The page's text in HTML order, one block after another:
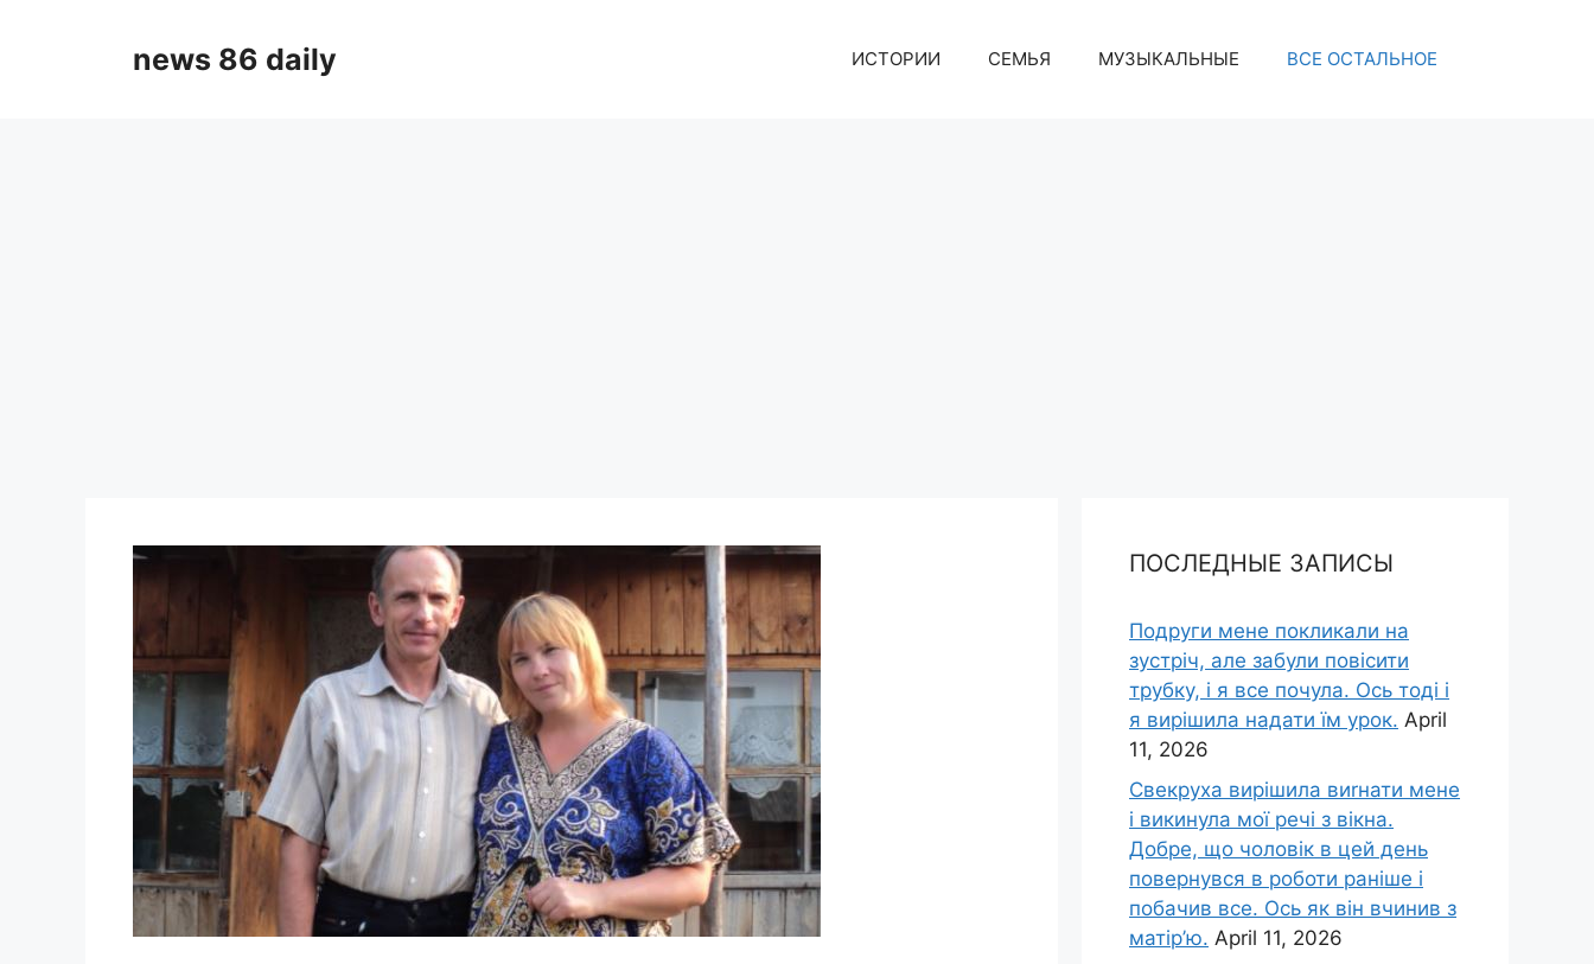
news 86 daily ИСТОРИИ СЕМЬЯ МУЗЫКАЛЬНЫЕ ВСЕ ОСТАЛЬНОЕ
ПОСЛЕДНЫЕ ЗАПИСЫ
Подруги мене покликали на
зустріч, але забули повісити
трубку, і я все почула. Ось тоді і
я вирішила надати їм урок. April
11, 2026
Свекруха вирішила виrнати мене
і викинула мої речі з вікна.
Добре, що чоловік в цей день
повернувся в роботи раніше і
побачив все. Ось як він вчинив з
матір’ю. April 11, 2026